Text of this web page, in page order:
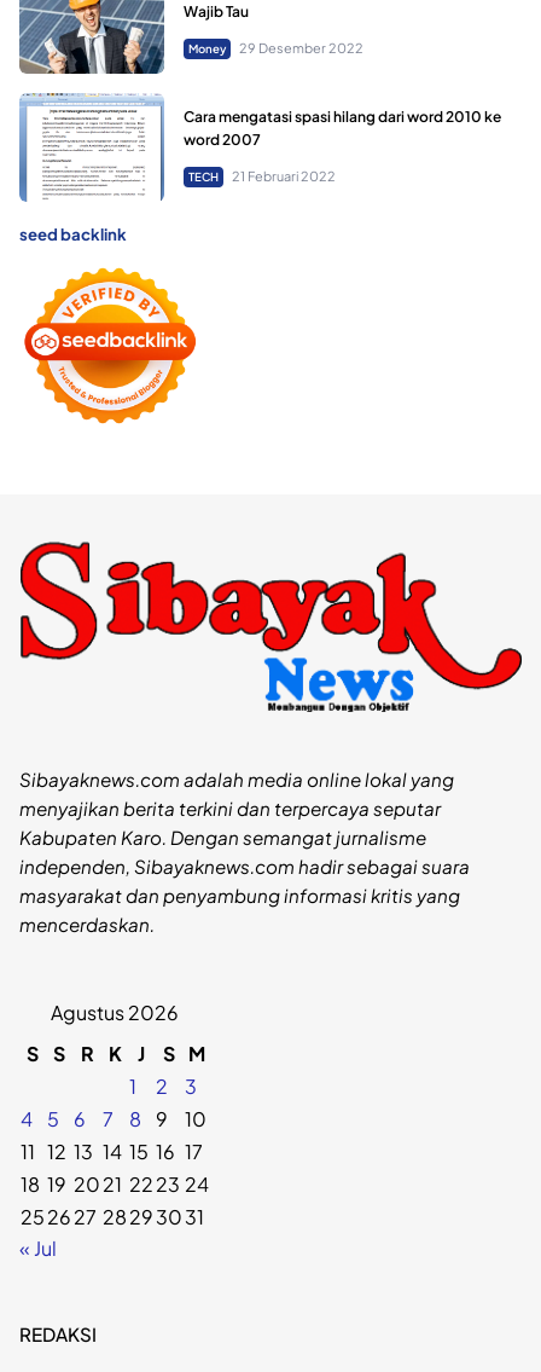
Wajib Tau
Money 29 Desember 2022
Cara mengatasi spasi hilang dari word 2010 ke
word 2007
TECH 21 Februari 2022
seed backlink
Sibayaknews.com adalah media online lokal yang
menyajikan berita terkini dan terpercaya seputar
Kabupaten Karo. Dengan semangat jurnalisme
independen, Sibayaknews.com hadir sebagai suara
masyarakat dan penyambung informasi kritis yang
mencerdaskan.
Agustus 2026
S S R K J S M
1
2
3
4
5 6 7 8 9
10
11 12 13 14 15 16 17
18 19 2021 2223 24
252627 28293031
« Jul
REDAKSI